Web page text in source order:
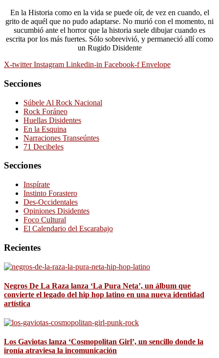
En la Historia como en la vida se puede oír, de vez en cuando, el
grito de aquél que no pudo adaptarse. No murió con el momento, ni
sucumbió ante el horror que la historia suele dibujar cuando es
escrita por los más fuertes. Sólo sobrevivió, y permaneció allí como
un Rugido Disidente
X-twitter Instagram Linkedin-in Facebook-f Envelope
Secciones
Súbele Al Rock Nacional
Rock Foráneo
Huellas Disidentes
En la Esquina
Narraciones Transeúntes
71 Decibeles
Secciones
Inspírate
Instinto Forastero
Des-Occidentales
Opiniones Disidentes
Foco Cultural
El Calendario del Escarabajo
Recientes
Negros De La Raza lanza ‘La Pura Neta’, un álbum que
convierte el legado del hip hop latino en una nueva identidad
artística
Los Gaviotas lanza ‘Cosmopolitan Girl’, un sencillo donde la
ironía atraviesa la incomunicación